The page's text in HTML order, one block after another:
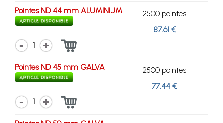
Pointes ND 44 mm ALUMINIUM
2500 pointes
87.61 €
1
Pointes ND 45 mm GALVA
2500 pointes
77.44 €
1